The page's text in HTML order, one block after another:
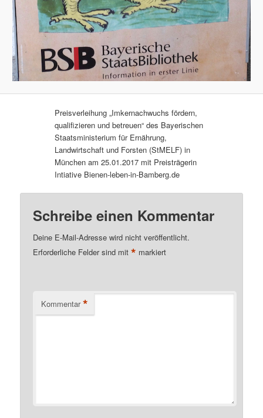
Preisverleihung „Imkernachwuchs fördern,
qualifizieren und betreuen“ des Bayerischen
Staatsministerium für Ernährung,
Landwirtschaft und Forsten (StMELF) in
München am 25.01.2017 mit Preisträgerin
Intiative Bienen-leben-in-Bamberg.de
Schreibe einen Kommentar
Deine E-Mail-Adresse wird nicht veröffentlicht.
Erforderliche Felder sind mit* markiert
Kommentar *